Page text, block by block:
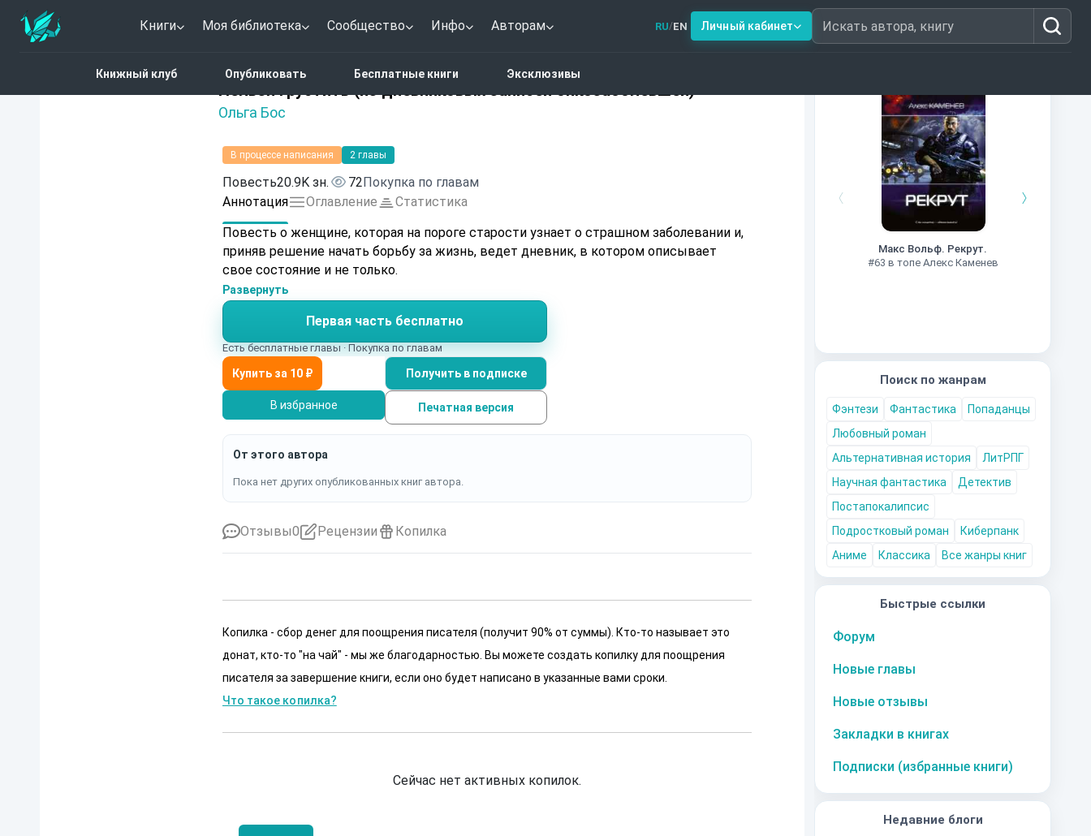
Книги Моя библиотека Сообщество Инфо Авторам RU/EN Личный кабинет Искать автора, книгу
Книжный клуб Опубликовать Бесплатные книги Эксклюзивы
Книги из топ-100
Макс Вольф. Рекрут.
#63 в топе Алекс Каменев
Поиск по жанрам
Фэнтези Фантастика
Попаданцы
Любовный роман
Альтернативная история
ЛитРПГ
Научная фантастика
Детектив
Постапокалипсис
Подростковый роман
Киберпанк
Аниме
Классика Все жанры книг
Быстрые ссылки
Форум
Новые главы
Новые отзывы
Закладки в книгах
Подписки (избранные книги)
Недавние блоги
Нельзя грустить (из дневниковых записей онкозаболевшей)
Ольга Бос
Нет оценок
В процессе написания 2 главы
Повесть20.9K зн. 72Покупка по главам
Аннотация
Оглавление
Статистика
Повесть о женщине, которая на пороге старости узнает о страшном заболевании и,
приняв решение начать борьбу за жизнь, ведет дневник, в котором описывает
свое состояние и не только.
Развернуть
Первая часть бесплатно
Есть бесплатные главы · Покупка по главам
Получить в подписке
В избранное Печатная версия
От этого автора
Пока нет других опубликованных книг автора.
Отзывы0 Рецензии Копилка
Копилка - сбор денег для поощрения писателя (получит 90% от суммы). Кто-то называет это
донат, кто-то "на чай" - мы же благодарностью. Вы можете создать копилку для поощрения
писателя за завершение книги, если оно будет написано в указанные вами сроки.
Что такое копилка?
Сейчас нет активных копилок.